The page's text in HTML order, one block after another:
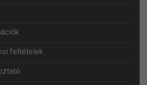
feltételek